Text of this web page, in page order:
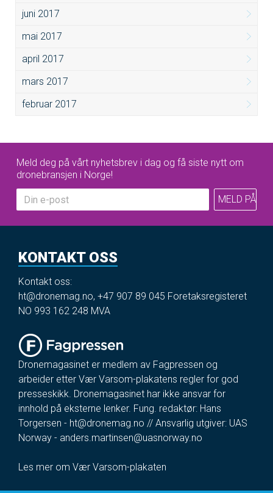
juni 2017
mai 2017
april 2017
mars 2017
februar 2017
Meld deg på vårt nyhetsbrev i dag og få siste nytt om
dronebransjen i Norge!
KONTAKT OSS
Kontakt oss:
ht@dronemag.no, +47 907 89 045 Foretaksregisteret
NO 993 162 248 MVA
Dronemagasinet er medlem av Fagpressen og
arbeider etter Vær Varsom-plakatens regler for god
presseskikk. Dronemagasinet har ikke ansvar for
innhold på eksterne lenker. Fung. redaktør: Hans
Torgersen - ht@dronemag.no // Ansvarlig utgiver: UAS
Norway - anders.martinsen@uasnorway.no
Les mer om Vær Varsom-plakaten